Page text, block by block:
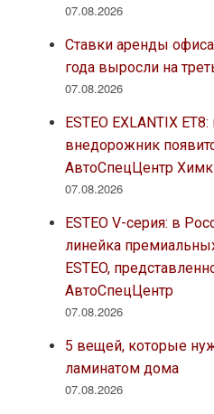
07.08.2026
Ставки аренды
года выросли на
07.08.2026
ESTEO EXLANTIX
внедорожник
АвтоСпецЦентр
07.08.2026
ESTEO V-серия: в
линейка
ESTEO,
АвтоСпецЦентр
07.08.2026
5 вещей, которые
ламинатом дома
07.08.2026